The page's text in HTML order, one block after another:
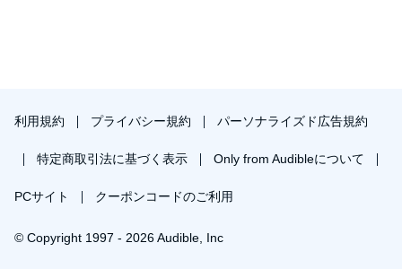
利用規約 プライバシー規約 パーソナライズド広告規約
特定商取引法に基づく表示 Only from Audibleについて
PCサイト クーポンコードのご利用
© Copyright 1997 - 2026 Audible, Inc